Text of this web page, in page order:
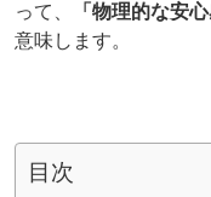
って、
「物理的な安
意味します。
目次